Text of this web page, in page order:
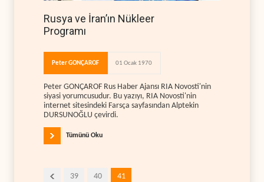
Rusya ve İran’ın Nükleer
Programı
Peter GONÇAROF 01 Ocak 1970
Peter GONÇAROF Rus Haber Ajansı RIA Novosti'nin
siyasi yorumcusudur. Bu yazıyı, RIA Novosti'nin
internet sitesindeki Farsça sayfasından Alptekin
DURSUNOĞLU çevirdi.
Tümünü Oku
39 40 41